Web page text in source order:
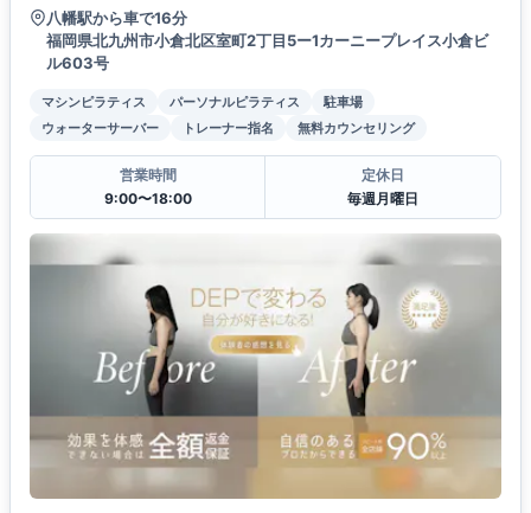
八幡駅から車で16分
福岡県北九州市小倉北区室町2丁目5ー1カーニープレイス小倉ビ
ル603号
マシンピラティス パーソナルピラティス
駐車場
ウォーターサーバー
トレーナー指名 無料カウンセリング
営業時間
9:00〜18:00
定休日
毎週月曜日